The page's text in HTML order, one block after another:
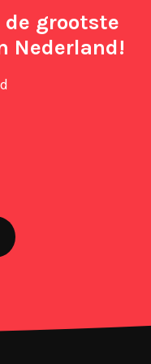
grootste
Nederland!